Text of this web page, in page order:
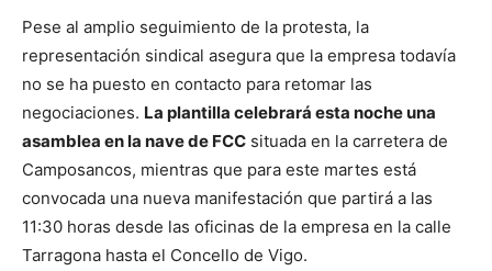
Pese al amplio seguimiento de la protesta, la
representación sindical asegura que la empresa todavía
no se ha puesto en contacto para retomar las
negociaciones. La plantilla celebrará esta noche una
asamblea en la nave de FCC situada en la carretera de
Camposancos, mientras que para este martes está
convocada una nueva manifestación que partirá a las
11:30 horas desde las oficinas de la empresa en la calle
Tarragona hasta el Concello de Vigo.